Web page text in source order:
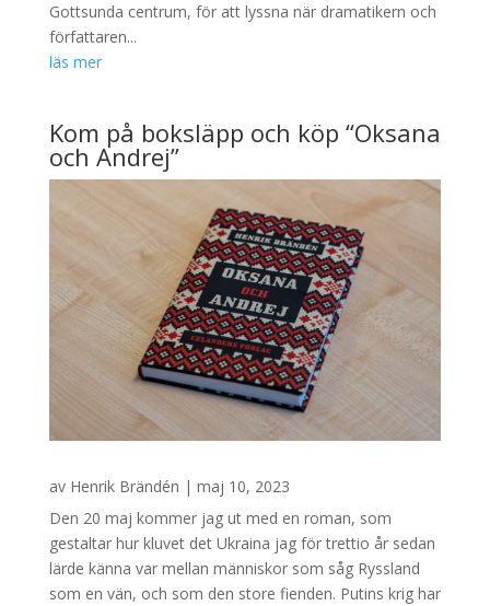
Gottsunda centrum, för att lyssna när dramatikern och
författaren...
läs mer
Kom på boksläpp och köp “Oksana
och Andrej”
av Henrik Brändén | maj 10, 2023
Den 20 maj kommer jag ut med en roman, som
gestaltar hur kluvet det Ukraina jag för trettio år sedan
lärde känna var mellan människor som såg Ryssland
som en vän, och som den store fienden. Putins krig har